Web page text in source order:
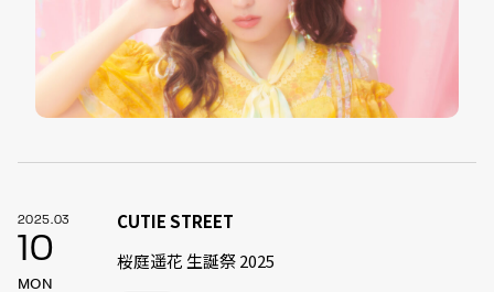
2025.03
10
MON
CUTIE STREET
桜庭遥花 生誕祭 2025